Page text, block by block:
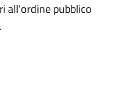
all'ordine pubblico